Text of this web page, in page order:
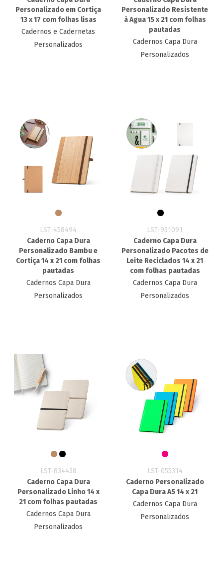
Personalizado em Cortiça
13 x 17 com folhas lisas
Cadernos e Cadernetas
Personalizados
Personalizado Resistente
à Agua 15 x 21 com folhas
pautadas
Cadernos Capa Dura
Personalizados
LST-458494
Caderno Capa Dura
Personalizado Bambu e
Cortiça 14 x 21 com folhas
pautadas
Cadernos Capa Dura
Personalizados
LST-931091
Caderno Capa Dura
Personalizado Pacotes de
Leite Reciclados 14 x 21
com folhas pautadas
Cadernos Capa Dura
Personalizados
LST-834438
Caderno Capa Dura
Personalizado Linho 14 x
21 com folhas pautadas
Cadernos Capa Dura
Personalizados
LST-055314
Caderno Personalizado
Capa Dura A5 14 x 21
Cadernos Capa Dura
Personalizados